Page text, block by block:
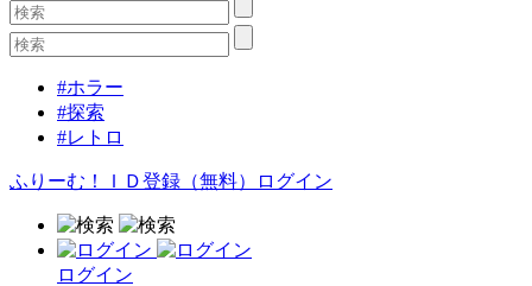
#ホラー
#探索
#レトロ
ふりーむ！ＩＤ登録（無料） ログイン
ログイン